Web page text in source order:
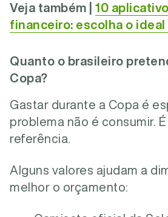
Veja também |
10
financeiro: escolha o ideal
Quanto o brasileiro
Copa?
Gastar durante a Copa é
problema não é consumir.
referência.
Alguns valores ajudam a
melhor o orçamento: